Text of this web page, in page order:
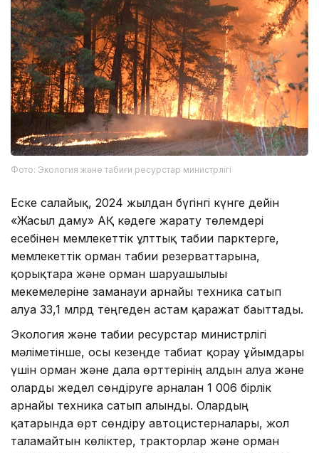
Фото: Экология және табиғи ресурстар министрлігі
Еске салайық, 2024 жылдан бүгінгі күнге дейін
«Жасыл даму» АҚ кәдеге жарату төлемдері
есебінен мемлекеттік ұлттық табиғи парктерге,
мемлекеттік орман табиғи резерваттарына,
қорықтарға және орман шаруашылығы
мекемелеріне заманауи арнайы техника сатып
алуға 33,1 млрд теңгеден астам қаражат бағыттады.
Экология және табиғи ресурстар министрлігі
мәліметінше, осы кезеңде табиғат қорғау ұйымдары
үшін орман және дала өрттерінің алдын алуға және
оларды жедел сөндіруге арналған 1 006 бірлік
арнайы техника сатып алынды. Олардың
қатарында өрт сөндіру автоцистерналары, жол
талғамайтын көліктер, тракторлар және орман